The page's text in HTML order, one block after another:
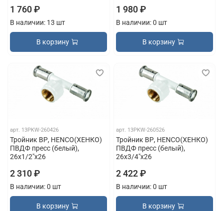
1 760 ₽
В наличии: 13 шт
В корзину
1 980 ₽
В наличии: 0 шт
В корзину
арт. 13PKW-260426
Тройник ВР, HENCO(ХЕНКО)
ПВДФ пресс (белый),
26x1/2"x26
2 310 ₽
В наличии: 0 шт
В корзину
арт. 13PKW-260526
Тройник ВР, HENCO(ХЕНКО)
ПВДФ пресс (белый),
26x3/4"x26
2 422 ₽
В наличии: 0 шт
В корзину